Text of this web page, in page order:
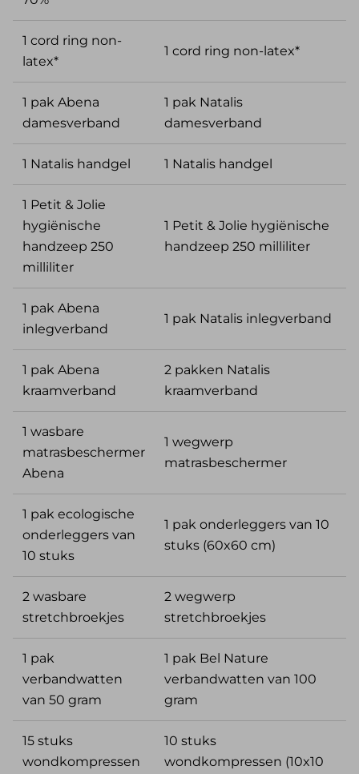
1 cord ring non-
latex*
1 cord ring non-latex*
1 pak Abena
damesverband
1 pak Natalis
damesverband
1 Natalis handgel 1 Natalis handgel
1 Petit & Jolie
hygiënische
handzeep 250
milliliter
1 Petit & Jolie hygiënische
handzeep 250 milliliter
1 pak Abena
inlegverband
1 pak Natalis inlegverband
1 pak Abena
kraamverband
2 pakken Natalis
kraamverband
1 wasbare
matrasbeschermer
Abena
1 wegwerp
matrasbeschermer
1 pak ecologische
onderleggers van
10 stuks
1 pak onderleggers van 10
stuks (60x60 cm)
2 wasbare
stretchbroekjes
2 wegwerp
stretchbroekjes
1 pak
verbandwatten
van 50 gram
1 pak Bel Nature
verbandwatten van 100
gram
15 stuks
wondkompressen
10 stuks
wondkompressen (10x10